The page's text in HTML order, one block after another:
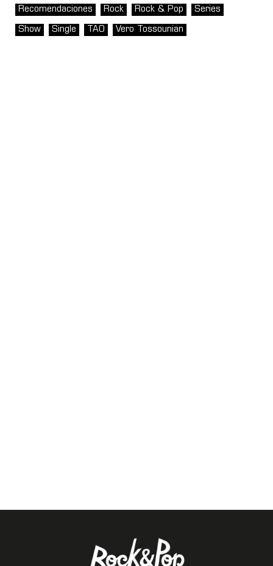
Recomendaciones Rock Rock & Pop Series
Show Single TAO Vero Tossounian